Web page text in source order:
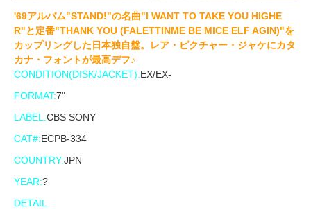
'69アルバム"STAND!"の名曲"I WANT TO TAKE YOU HIGHE
R"と定番"THANK YOU (FALETTINME BE MICE ELF AGIN)"を
カップリングした日本独自盤。レア・ピクチャー・ジャケにカタ
カナ・フォントが最高デフ♪
CONDITION(DISK/JACKET):EX/EX-
FORMAT:7"
LABEL:CBS SONY
CAT#:ECPB-334
COUNTRY:JPN
YEAR:?
DETAIL